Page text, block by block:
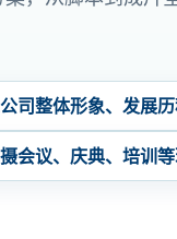
司整体形象、发展
会议、庆典、培训